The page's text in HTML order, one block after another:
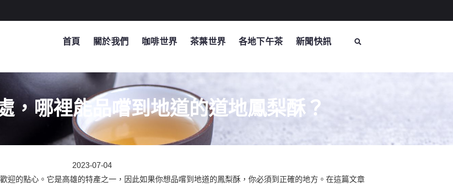
首頁 關於我們 咖啡世界 茶葉世界 各地下午茶 新聞快訊
，哪裡能品嚐到地道的道地鳳梨酥？
2023-07-04
迎的點心。它是高雄的特產之一，因此如果你想品嚐到地道的鳳梨酥，你必須到正確的地方。在這篇文章